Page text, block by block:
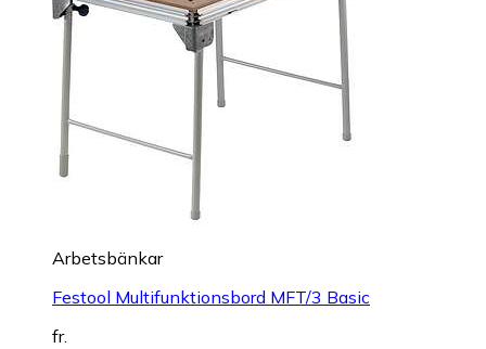
Arbetsbänkar
Festool Multifunktionsbord MFT/3 Basic
fr.